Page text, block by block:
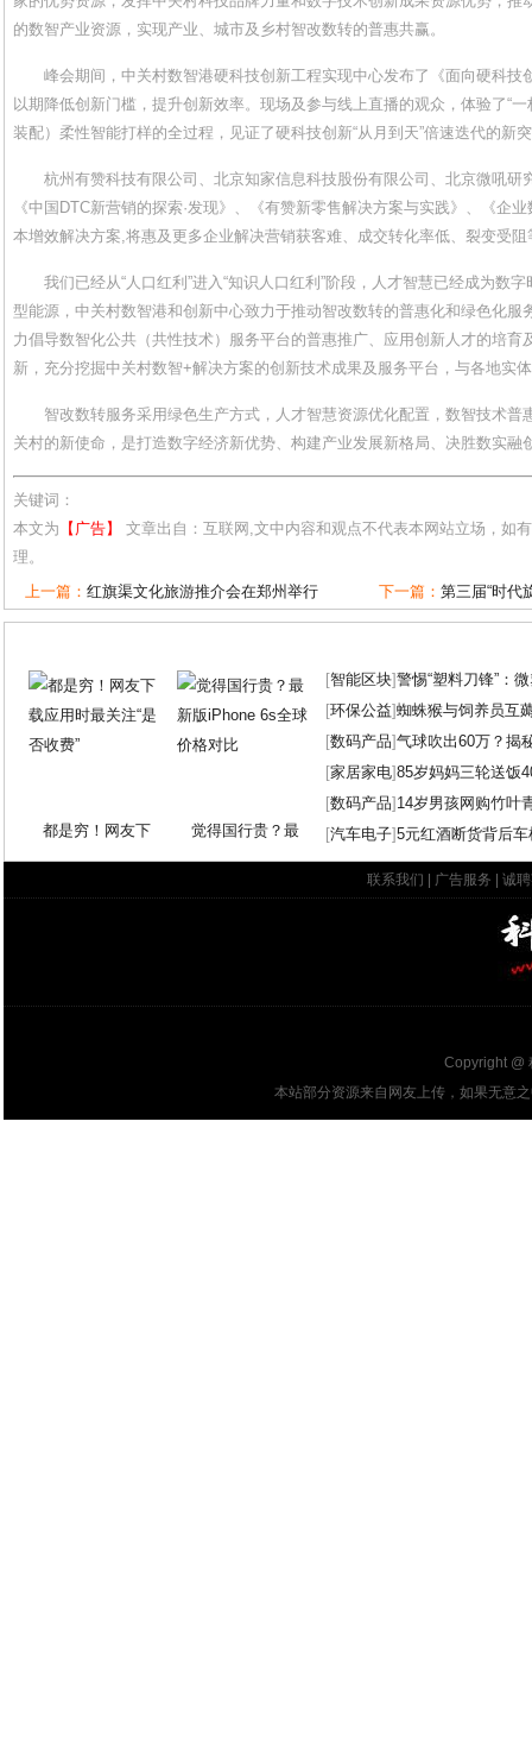
的数智产业资源，实现产业、城市及乡村智改数转的普惠共赢。
峰会期间，中关村数智港硬科技创新工程实现中心发布了《面向硬科技
以期降低创新门槛，提升创新效率。现场及参与线上直播的观众，体验了“
装配）柔性智能打样的全过程，见证了硬科技创新“从月到天”倍速迭代的新
杭州有赞科技有限公司、北京知家信息科技股份有限公司、北京微吼研
《中国DTC新营销的探索·发现》、《有赞新零售解决方案与实践》、《企
本增效解决方案,将惠及更多企业解决营销获客难、成交转化率低、裂变受阻
我们已经从“人口红利”进入“知识人口红利”阶段，人才智慧已经成为数
型能源，中关村数智港和创新中心致力于推动智改数转的普惠化和绿色化服
力倡导数智化公共（共性技术）服务平台的普惠推广、应用创新人才的培育
新，充分挖掘中关村数智+解决方案的创新技术成果及服务平台，与各地实
智改数转服务采用绿色生产方式，人才智慧资源优化配置，数智技术普
关村的新使命，是打造数字经济新优势、构建产业发展新格局、决胜数实融
关键词：
本文为 【广告】
文章出自：互联网,文中内容和观点不代表本网站立场，如
理。
上一篇： 红旗渠文化旅游推介会在郑州举行 下一篇： 第三届“时代
都是穷！网友下 觉得国行贵？最
[智能区块]警惕“塑料刀锋”：
[环保公益]蜘蛛猴与饲养员互
[数码产品]气球吹出60万？揭
[家居家电]85岁妈妈三轮送饭
[数码产品]14岁男孩网购竹叶
[汽车电子]5元红酒断货背后
联系我们 广告服务 诚
Copyright @
本站部分资源来自网友上传，如果无意